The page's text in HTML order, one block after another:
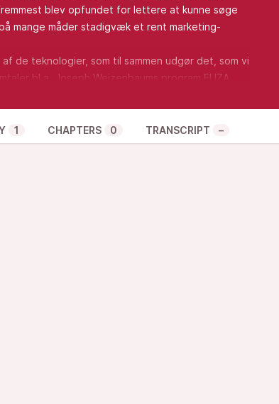
blev opfundet for lettere at kunne søge
mange måder stadigvæk et rent marketing-
de teknologier, som til sammen udgør det, som vi
bl.a. Joseph Weizenbaums program ELIZA,
hvordan det førte til opdagelsen af “ELIZA-
at opfatte elektroniske samtalepartnere som
ikke er det.
ELIZA er her:
1 CHAPTERS 0 TRANSCRIPT –